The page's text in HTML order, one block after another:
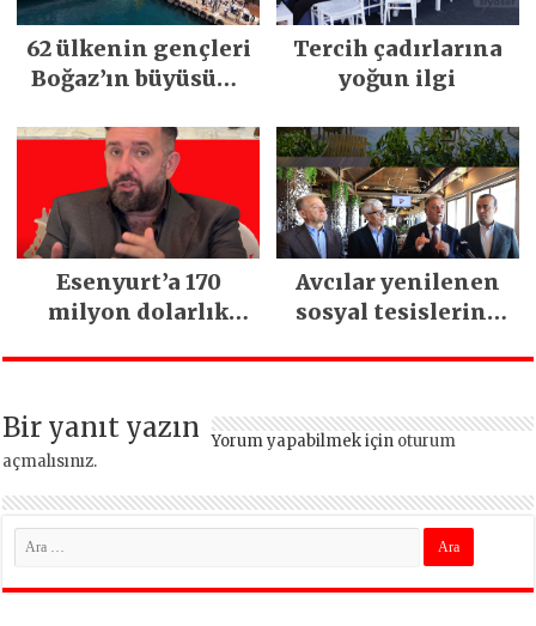
62 ülkenin gençleri
Boğaz’ın büyüsüne
Tercih çadırlarına
yoğun ilgi
Esenyurt’a 170
milyon dolarlık
İstanbul’un tek
Avcılar yenilenen
sosyal tesislerine
Bir yanıt yazın Yorum yapabilmek için oturum
açmalısınız.